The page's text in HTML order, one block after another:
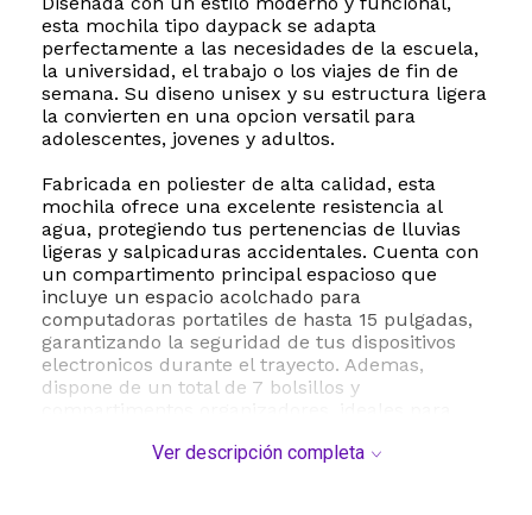
esta mochila tipo daypack se adapta
perfectamente a las necesidades de la escuela,
la universidad, el trabajo o los viajes de fin de
semana. Su diseno unisex y su estructura ligera
la convierten en una opcion versatil para
adolescentes, jovenes y adultos.
Fabricada en poliester de alta calidad, esta
mochila ofrece una excelente resistencia al
agua, protegiendo tus pertenencias de lluvias
ligeras y salpicaduras accidentales. Cuenta con
un compartimento principal espacioso que
incluye un espacio acolchado para
computadoras portatiles de hasta 15 pulgadas,
garantizando la seguridad de tus dispositivos
electronicos durante el trayecto. Ademas,
dispone de un total de 7 bolsillos y
otros accesorios esenciales de manera
Ver descripción completa